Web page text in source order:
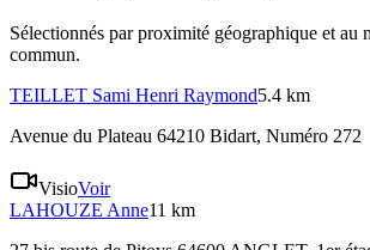
Sélectionnés par proximité géographique et au
commun.
TEILLET Sami Henri Raymond5.4 km
Avenue du Plateau 64210 Bidart, Numéro 272
VisioVoir
LAHOUZE Anne11 km